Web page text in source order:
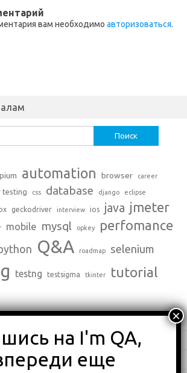
вам необходимо авторизоваться.
automation browser career
testing css database django eclipse
geckodriver interview ios java jmeter
mobile mysql opkey perfomance
Q&A roadmap selenium
testng testsigma tkinter tutorial